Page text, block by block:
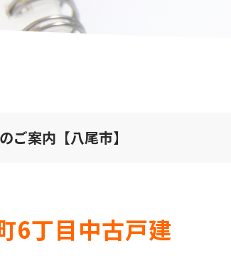
ご案内【八尾市】
6丁目中古戸建